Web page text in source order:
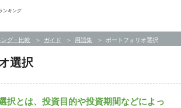
ンキング
グ・比較 ガイド 用語集 ポートフォリオ選択
選択
択とは、投資目的や投資期間などによっ